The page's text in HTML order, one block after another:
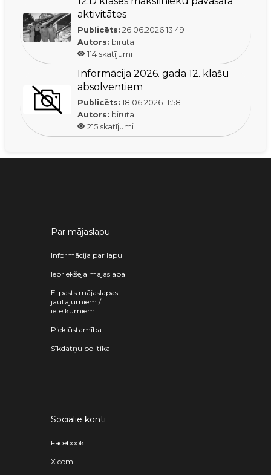
aktivitātes
Publicēts: 26.06.2026 13:49
Autors: biruta
114 skatījumi
Informācija 2026. gada 12. klašu
absolventiem
Publicēts: 18.06.2026 11:58
Autors: biruta
215 skatījumi
Par mājaslapu
Informācija par lapu
Iepriekšējā mājaslapa
E-pasts mājaslapas
jautājumiem /
ieteikumiem
Piekļūstamība
Sīkdatņu politika
Sociālie konti
Facebook
X.com